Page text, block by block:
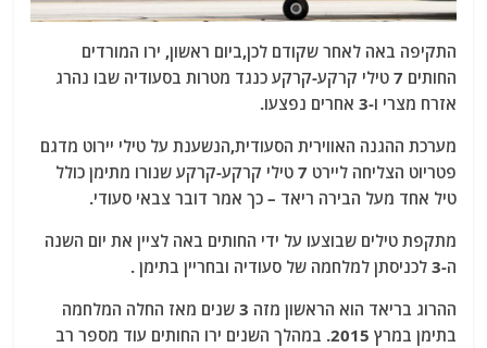
התקיפה באה לאחר שקודם לכן,ביום ראשון, ירו המורדים
החותים 7 טילי קרקע-קרקע כנגד מטרות בסעודיה שבו נהרג
אזרח מצרי ו-3 אחרים נפצעו.
מערכת ההגנה האווירית הסעודית,הנשענת על טילי יירוט מדגם
פטריוט הצליחה ליירט 7 טילי קרקע-קרקע שנורו מתימן כולל
טיל אחד מעל הבירה ריאד – כך אמר דובר צבאי סעודי.
מתקפת טילים שבוצעו על ידי החותים באה לציין את יום השנה
ה-3 לכניסתן למלחמה של סעודיה ובחריין בתימן .
ההרוג בריאד הוא הראשון מזה 3 שנים מאז החלה המלחמה
בתימן במרץ 2015. במהלך השנים ירו החותים עוד מספר רב